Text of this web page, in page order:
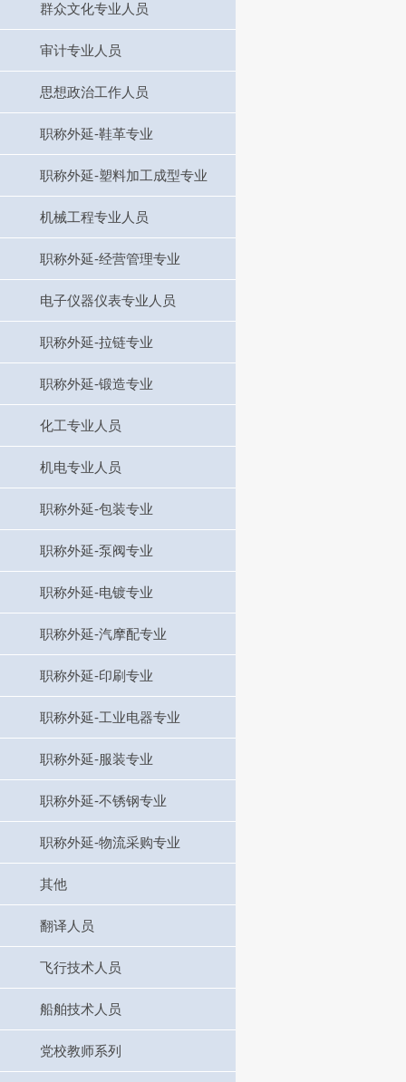
群众文化专业人员
审计专业人员
思想政治工作人员
职称外延-鞋革专业
职称外延-塑料加工成型专业
机械工程专业人员
职称外延-经营管理专业
电子仪器仪表专业人员
职称外延-拉链专业
职称外延-锻造专业
化工专业人员
机电专业人员
职称外延-包装专业
职称外延-泵阀专业
职称外延-电镀专业
职称外延-汽摩配专业
职称外延-印刷专业
职称外延-工业电器专业
职称外延-服装专业
职称外延-不锈钢专业
职称外延-物流采购专业
其他
翻译人员
飞行技术人员
船舶技术人员
党校教师系列